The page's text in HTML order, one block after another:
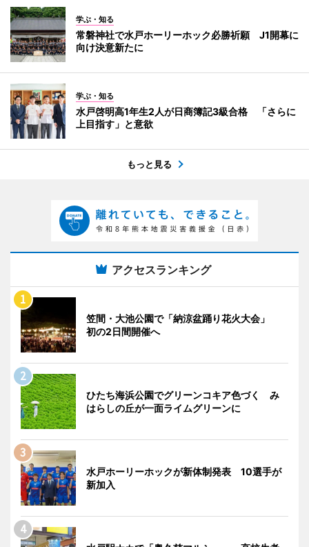
学ぶ・知る
常磐神社で水戸ホーリーホック必勝祈願 J1開幕に
向け決意新たに
学ぶ・知る
水戸啓明高1年生2人が日商簿記3級合格 「さらに
上目指す」と意欲
もっと見る
アクセスランキング
笠間・大池公園で「納涼盆踊り花火大会」
初の2日間開催へ
ひたち海浜公園でグリーンコキア色づく み
はらしの丘が一面ライムグリーンに
水戸ホーリーホックが新体制発表 10選手が
新加入